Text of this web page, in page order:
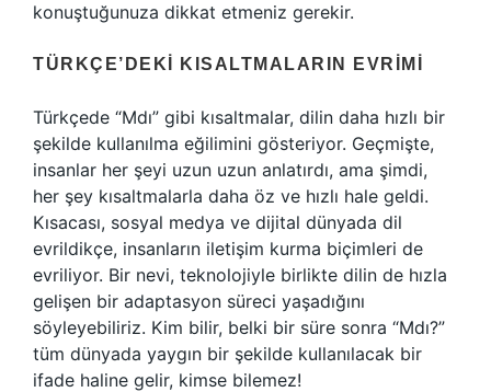
konuştuğunuza dikkat etmeniz gerekir.
TÜRKÇE’DEKI KISALTMALARIN EVRIMI
Türkçede “Mdı” gibi kısaltmalar, dilin daha hızlı bir
şekilde kullanılma eğilimini gösteriyor. Geçmişte,
insanlar her şeyi uzun uzun anlatırdı, ama şimdi,
her şey kısaltmalarla daha öz ve hızlı hale geldi.
Kısacası, sosyal medya ve dijital dünyada dil
evrildikçe, insanların iletişim kurma biçimleri de
evriliyor. Bir nevi, teknolojiyle birlikte dilin de hızla
gelişen bir adaptasyon süreci yaşadığını
söyleyebiliriz. Kim bilir, belki bir süre sonra “Mdı?”
tüm dünyada yaygın bir şekilde kullanılacak bir
ifade haline gelir, kimse bilemez!